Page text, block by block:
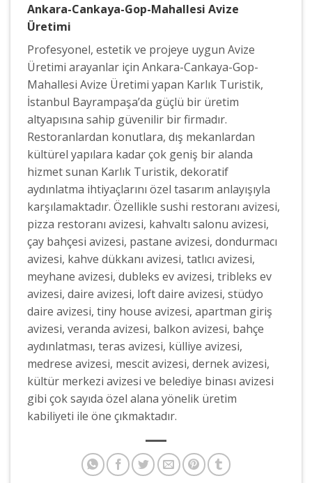
Ankara-Cankaya-Gop-Mahallesi Avize
Üretimi
Profesyonel, estetik ve projeye uygun Avize
Üretimi arayanlar için Ankara-Cankaya-Gop-
Mahallesi Avize Üretimi yapan Karlık Turistik,
İstanbul Bayrampaşa’da güçlü bir üretim
altyapısına sahip güvenilir bir firmadır.
Restoranlardan konutlara, dış mekanlardan
kültürel yapılara kadar çok geniş bir alanda
hizmet sunan Karlık Turistik, dekoratif
aydınlatma ihtiyaçlarını özel tasarım anlayışıyla
karşılamaktadır. Özellikle sushi restoranı avizesi,
pizza restoranı avizesi, kahvaltı salonu avizesi,
çay bahçesi avizesi, pastane avizesi, dondurmacı
avizesi, kahve dükkanı avizesi, tatlıcı avizesi,
meyhane avizesi, dubleks ev avizesi, tribleks ev
avizesi, daire avizesi, loft daire avizesi, stüdyo
daire avizesi, tiny house avizesi, apartman giriş
avizesi, veranda avizesi, balkon avizesi, bahçe
aydınlatması, teras avizesi, külliye avizesi,
medrese avizesi, mescit avizesi, dernek avizesi,
kültür merkezi avizesi ve belediye binası avizesi
gibi çok sayıda özel alana yönelik üretim
kabiliyeti ile öne çıkmaktadır.